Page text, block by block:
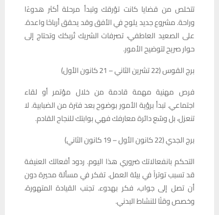
تتخلص من قضايا كانت تؤرقك وتبدأ مرحلة أكثر هدوءًا
وراحة. مشروع جديد يلوح في الأفق وقد يحقق أرباحًا واعدة.
على الصعيد العاطفي، تصرفات الشريك تُربكك وتحتاج إلى
حوار صريح لتوضيح الأمور.
برج القوس (22 تشرين الثاني – 21 كانون الأول)
فرص مهنية مهمة قادمة من خلال مؤتمر أو لقاء
اجتماعي. تبدأ برؤية الأمور بوضوح بعد فترة من الضبابية. لا
تنعزل، بل وسّع دائرة معارفك فهي بوابتك للنجاح القادم.
برج الجدي (22 كانون الأول – 19 كانون الثاني)
التحكم بانفعالاتك ضروري هذا اليوم. ردود أفعالك العنيفة
قد تسبب توتراً في بيئة العمل. تفكر في مسألة محيرة دون
أن تصل إلى جواب، فكر بهدوء. تجنب القيادة المتهورة،
وخصص وقتًا للنشاط البدني.